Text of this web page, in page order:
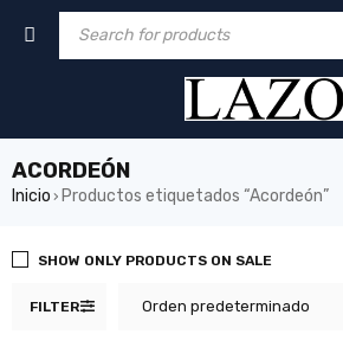
ACORDEÓN
Inicio › Productos etiquetados “Acordeón”
FILTER Orden predeterminado
SHOW ONLY PRODUCTS ON SALE